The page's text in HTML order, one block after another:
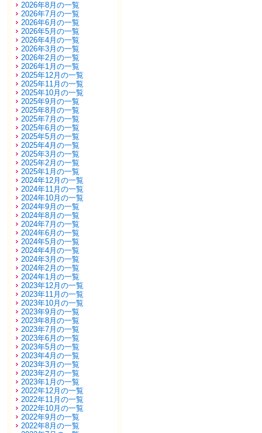
2026年8月の一覧
2026年7月の一覧
2026年6月の一覧
2026年5月の一覧
2026年4月の一覧
2026年3月の一覧
2026年2月の一覧
2026年1月の一覧
2025年12月の一覧
2025年11月の一覧
2025年10月の一覧
2025年9月の一覧
2025年8月の一覧
2025年7月の一覧
2025年6月の一覧
2025年5月の一覧
2025年4月の一覧
2025年3月の一覧
2025年2月の一覧
2025年1月の一覧
2024年12月の一覧
2024年11月の一覧
2024年10月の一覧
2024年9月の一覧
2024年8月の一覧
2024年7月の一覧
2024年6月の一覧
2024年5月の一覧
2024年4月の一覧
2024年3月の一覧
2024年2月の一覧
2024年1月の一覧
2023年12月の一覧
2023年11月の一覧
2023年10月の一覧
2023年9月の一覧
2023年8月の一覧
2023年7月の一覧
2023年6月の一覧
2023年5月の一覧
2023年4月の一覧
2023年3月の一覧
2023年2月の一覧
2023年1月の一覧
2022年12月の一覧
2022年11月の一覧
2022年10月の一覧
2022年9月の一覧
2022年8月の一覧